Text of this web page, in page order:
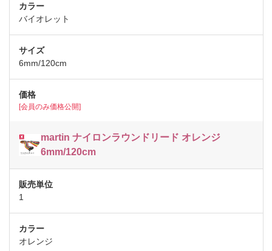
バイオレット
6mm/120cm
[会員のみ価格公開]
martin ナイロンラウンドリード オレンジ
6mm/120cm
1
オレンジ